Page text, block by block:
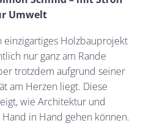
Umwelt
Holzbauprojekt
nur ganz am Rande
trotzdem aufgrund seiner
am Herzen liegt. Diese
wie Architektur und
in Hand gehen können.